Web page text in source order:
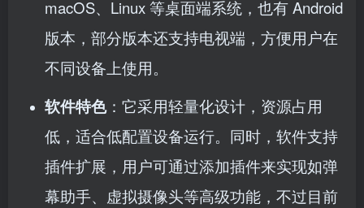
macOS、Linux 等桌面端系统，也有 Android
版本，部分版本还支持电视端，方便用户在
不同设备上使用。
软件特色：它采用轻量化设计，资源占用
低，适合低配置设备运行。同时，软件支持
插件扩展，用户可通过添加插件来实现如弹
幕助手、虚拟摄像头等高级功能，不过目前